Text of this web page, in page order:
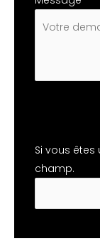
Si vous
champ.